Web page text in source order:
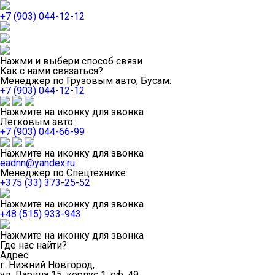
+7 (903) 044-12-12
Нажми и выбери способ связи
Как с нами связаться?
Менеджер по Грузовым авто, Бусам:
+7 (903) 044-12-12
Нажмите на иконку для звонка
Легковым авто:
+7 (903) 044-66-99
Нажмите на иконку для звонка
eadnn@yandex.ru
Менеджер по Спецтехнике:
+375 (33) 373-25-52
Нажмите на иконку для звонка
+48 (515) 933-943
Нажмите на иконку для звонка
Где нас найти?
Адрес:
г. Нижний Новгород,